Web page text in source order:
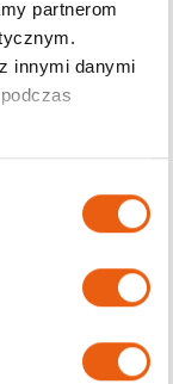
partnerom
innymi danymi